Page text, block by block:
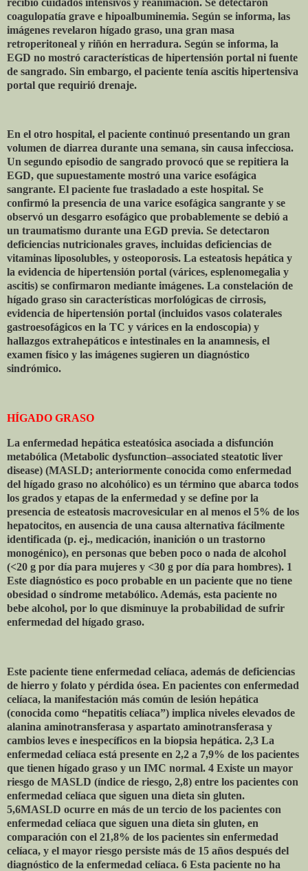
coagulopatía grave e hipoalbuminemia. Según se informa, las
imágenes revelaron hígado graso, una gran masa
retroperitoneal y riñón en herradura. Según se informa, la
EGD no mostró características de hipertensión portal ni fuente
de sangrado. Sin embargo, el paciente tenía ascitis hipertensiva
portal que requirió drenaje.
En el otro hospital, el paciente continuó presentando un gran
volumen de diarrea durante una semana, sin causa infecciosa.
Un segundo episodio de sangrado provocó que se repitiera la
EGD, que supuestamente mostró una varice esofágica
sangrante. El paciente fue trasladado a este hospital. Se
confirmó la presencia de una varice esofágica sangrante y se
observó un desgarro esofágico que probablemente se debió a
un traumatismo durante una EGD previa. Se detectaron
deficiencias nutricionales graves, incluidas deficiencias de
vitaminas liposolubles, y osteoporosis. La esteatosis hepática y
la evidencia de hipertensión portal (várices, esplenomegalia y
ascitis) se confirmaron mediante imágenes. La constelación de
hígado graso sin características morfológicas de cirrosis,
evidencia de hipertensión portal (incluidos vasos colaterales
gastroesofágicos en la TC y várices en la endoscopia) y
hallazgos extrahepáticos e intestinales en la anamnesis, el
examen físico y las imágenes sugieren un diagnóstico
sindrómico.
HÍGADO GRASO
La enfermedad hepática esteatósica asociada a disfunción
metabólica (Metabolic dysfunction–associated steatotic liver
disease) (MASLD; anteriormente conocida como enfermedad
del hígado graso no alcohólico) es un término que abarca todos
los grados y etapas de la enfermedad y se define por la
presencia de esteatosis macrovesicular en al menos el 5% de los
hepatocitos, en ausencia de una causa alternativa fácilmente
identificada (p. ej., medicación, inanición o un trastorno
monogénico), en personas que beben poco o nada de alcohol
(<20 g por día para mujeres y <30 g por día para hombres). 1
Este diagnóstico es poco probable en un paciente que no tiene
obesidad o síndrome metabólico. Además, esta paciente no
bebe alcohol, por lo que disminuye la probabilidad de sufrir
enfermedad del hígado graso.
Este paciente tiene enfermedad celíaca, además de deficiencias
de hierro y folato y pérdida ósea. En pacientes con enfermedad
celíaca, la manifestación más común de lesión hepática
(conocida como “hepatitis celíaca”) implica niveles elevados de
alanina aminotransferasa y aspartato aminotransferasa y
cambios leves e inespecíficos en la biopsia hepática. 2,3 La
enfermedad celíaca está presente en 2,2 a 7,9% de los pacientes
que tienen hígado graso y un IMC normal. 4 Existe un mayor
riesgo de MASLD (índice de riesgo, 2,8) entre los pacientes con
enfermedad celíaca que siguen una dieta sin gluten.
5,6MASLD ocurre en más de un tercio de los pacientes con
enfermedad celíaca que siguen una dieta sin gluten, en
comparación con el 21,8% de los pacientes sin enfermedad
celíaca, y el mayor riesgo persiste más de 15 años después del
diagnóstico de la enfermedad celíaca. 6 Esta paciente no ha